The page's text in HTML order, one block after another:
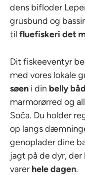
dens bifloder
grusbund og
til fluefiskeri det
Dit fiskeeventyr
med vores lokale
søen i din belly båd
marmorørred og
Soča. Du holder
op langs
genoplader dine
jagt på de dyr, der
varer hele dagen.